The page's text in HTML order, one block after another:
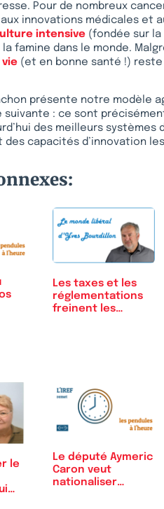
Pour de nombreux
innovations médicales et
intensive (fondée sur
la famine dans le monde.
vie (et en bonne santé !)
présente notre modèle
suivante : ce sont
des meilleurs
des capacités d’innovation
Les taxes et les
réglementations
freinent les…
le
Le député Aymeric
Caron veut
nationaliser